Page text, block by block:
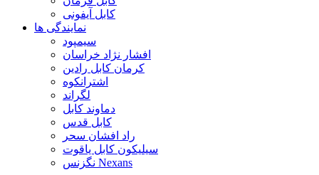
کابل آیفونی
نمایندگی ها
سیمپود
افشار نژاد خراسان
کرمان کابل رادین
اشترانکوه
لگراند
دماوند کابل
کابل قدس
راد افشان سحر
سیلیکون کابل یاقوت
نگزنس Nexans